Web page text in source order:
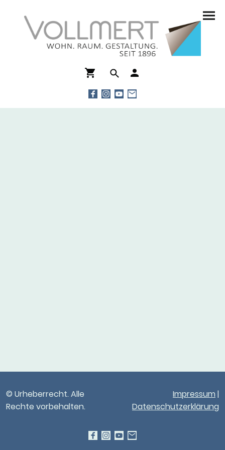
© Urheberrecht. Alle
Rechte vorbehalten.
Impressum |
Datenschutzerklärung